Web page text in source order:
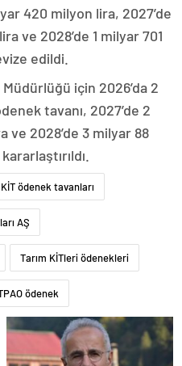
420 milyon lira, 2027’de
ve 2028’de 1 milyar 701
edildi.
Müdürlüğü için 2026’da 2
tavanı, 2027’de 2
ve 2028’de 3 milyar 88
KİT ödenek tavanları
AŞ
Tarım KİTleri ödenekleri
ödenek